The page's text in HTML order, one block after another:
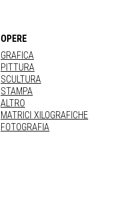
OPERE
GRAFICA
PITTURA
SCULTURA
STAMPA
ALTRO
MATRICI XILOGRAFICHE
FOTOGRAFIA